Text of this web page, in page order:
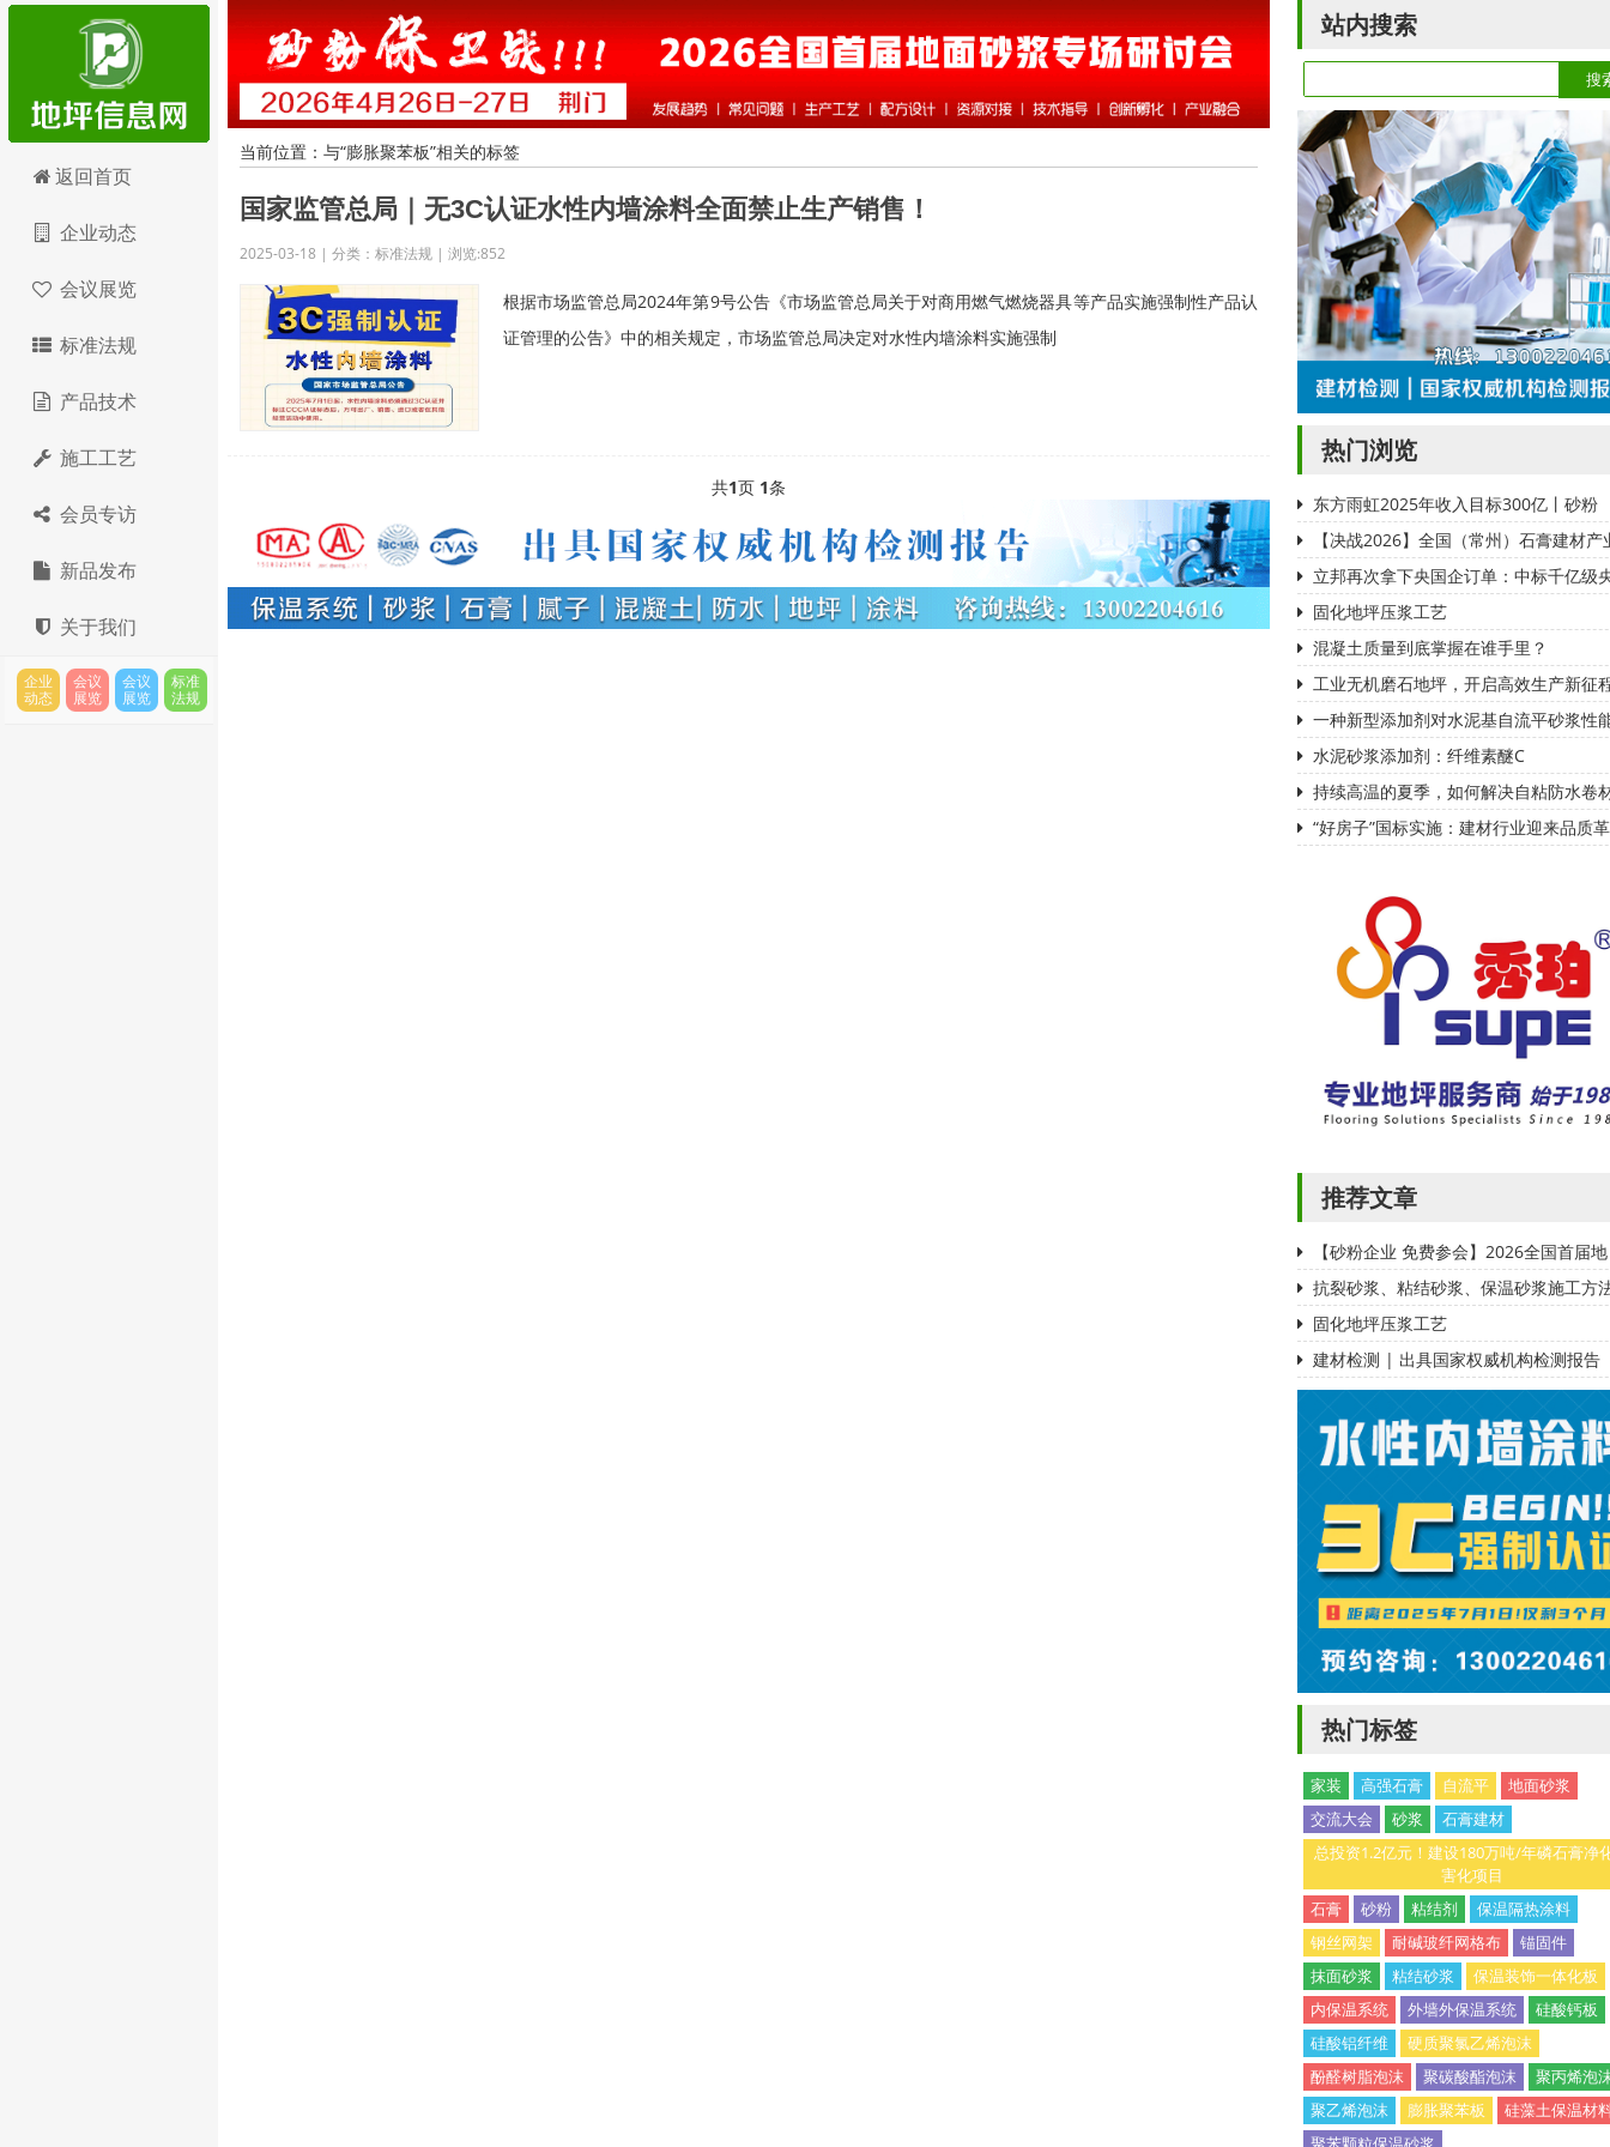
地坪信息网
返回首页
企业动态
会议展览
标准法规
产品技术
施工工艺
会员专访
新品发布
关于我们
企业
动态
会议
展览
会议
展览
标准
法规
当前位置：与“膨胀聚苯板”相关的标签
国家监管总局｜无3C认证水性内墙涂料全面禁止生产销售！
2025-03-18 | 分类：标准法规 | 浏览:852
根据市场监管总局2024年第9号公告《市场监管总局关于对商用燃气燃烧器具等产品实施强制性产品认
证管理的公告》中的相关规定，市场监管总局决定对水性内墙涂料实施强制
共1页 1条
站内搜索
热门浏览
东方雨虹2025年收入目标300亿丨砂粉
【决战2026】全国（常州）石膏建材产
立邦再次拿下央国企订单：中标千亿级
固化地坪压浆工艺
混凝土质量到底掌握在谁手里？
工业无机磨石地坪，开启高效生产新征
一种新型添加剂对水泥基自流平砂浆性
水泥砂浆添加剂：纤维素醚C
持续高温的夏季，如何解决自粘防水卷
“好房子”国标实施：建材行业迎来品质
推荐文章
【砂粉企业 免费参会】2026全国首届地
抗裂砂浆、粘结砂浆、保温砂浆施工方
固化地坪压浆工艺
建材检测 | 出具国家权威机构检测报告
热门标签
家装 高强石膏 自流平
地面砂浆
交流大会
砂浆
石膏建材
总投资1.2亿元！建设180万吨/年磷石膏净
害化项目
石膏
砂粉 粘结剂
保温隔热涂料
钢丝网架
耐碱玻纤网格布
锚固件
抹面砂浆
粘结砂浆
保温装饰一体化板
内保温系统
外墙外保温系统
硅酸钙板
硅酸铝纤维
硬质聚氯乙烯泡沫
酚醛树脂泡沫
聚碳酸酯泡沫
聚丙烯泡
聚乙烯泡沫
膨胀聚苯板
硅藻土保温材